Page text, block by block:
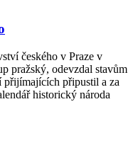
českého v Praze v
pražský, odevzdal stavům
přijímajících připustil a za
historický národa